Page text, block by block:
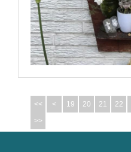
<< < 19 20 21 22
>>